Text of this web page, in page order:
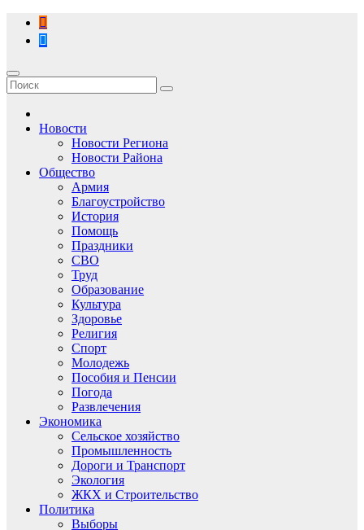
Перейти
содержимому
Новости
Новости Региона
Новости Района
Общество
Армия
Благоустройство
История
Помощь
Праздники
СВО
Труд
Образование
Культура
Здоровье
Религия
Спорт
Молодежь
Пособия и Пенсии
Погода
Развлечения
Экономика
Сельское хозяйство
Промышленность
Дороги и Транспорт
Экология
ЖКХ и Строительство
Политика
Выборы